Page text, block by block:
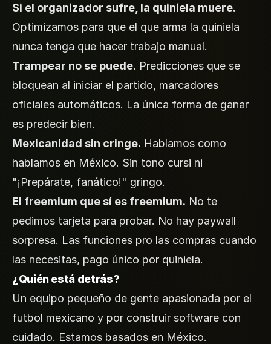
Si el organizador sufre, la quiniela muere.
Optimizamos para que el que arma la quiniela
nunca tenga que hacer trabajo manual.
Trampear no se puede. Predicciones que se
bloquean al iniciar el partido, marcadores
oficiales automáticos. La única forma de ganar
es predecir bien.
Mexicanidad sin cringe. Hablamos como
hablamos en México. Sin tono cursi ni
"¡Prepárate, fanático!" gringo.
El freemium que sí es freemium. No te
pedimos tarjeta para probar. No hay paywall
sorpresa. Las funciones pro las compras cuando
las necesitas, pago único por quiniela.
¿Quién está detrás?
Un equipo pequeño de gente apasionada por el
futbol mexicano y por construir software con
cuidado. Estamos basados en México.